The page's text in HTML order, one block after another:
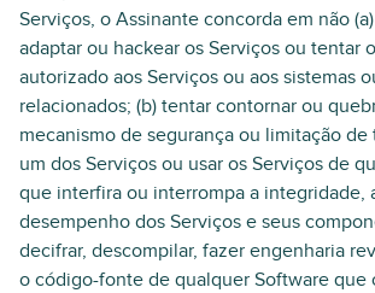
Serviços, o Assinante concorda em não
adaptar ou hackear os Serviços ou tentar
autorizado aos Serviços ou aos sistemas
relacionados; (b) tentar contornar ou
mecanismo de segurança ou limitação
um dos Serviços ou usar os Serviços de
que interfira ou interrompa a integridade,
desempenho dos Serviços e seus
decifrar, descompilar, fazer engenharia
o código-fonte de qualquer Software que